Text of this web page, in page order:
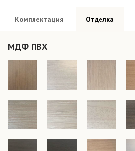
Комплектация Отделка
МДФ ПВХ